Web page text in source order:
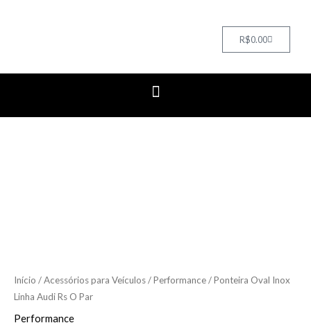
R$0.00Cart
Início /Acessórios para Veículos/Performance/ Ponteira Oval Inox
Linha Audi Rs O Par
Performance
O
Par
quantidade